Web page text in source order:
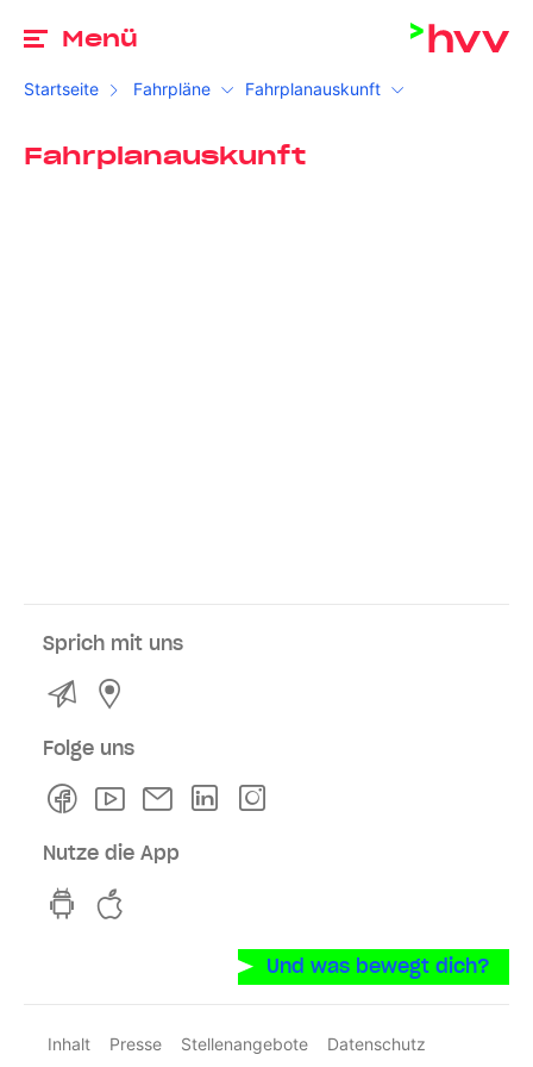
Menü
Startseite Fahrpläne Fahrplanauskunft
Fahrplanauskunft
Sprich mit uns
Kontakt
Folge uns
FacebookYoutubeNewsletterLinkedln
Nutze die App
hvv switch App auf GooglePlay
Und was bewegt dich?
Inhalt Presse Stellenangebote
Datenschutz